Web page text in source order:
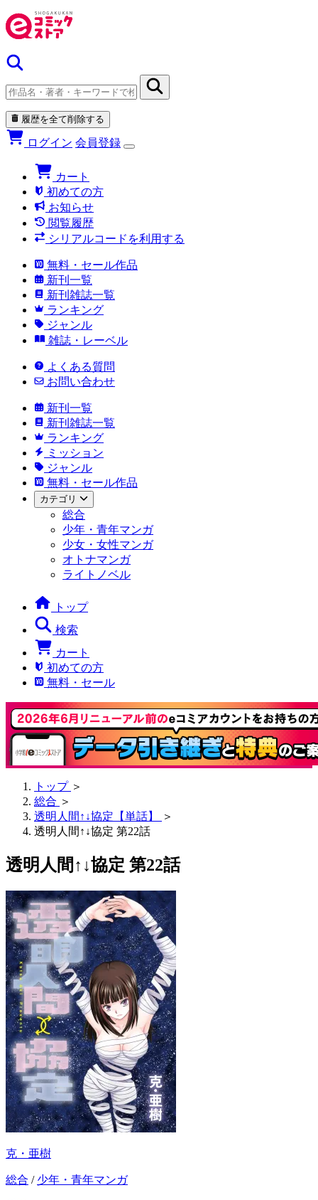
履歴を全て削除する
ログイン 会員登録
カート
初めての方
お知らせ
閲覧履歴
シリアルコードを利用する
無料・セール作品
新刊一覧
新刊雑誌一覧
ランキング
ジャンル
雑誌・レーベル
よくある質問
お問い合わせ
新刊一覧
新刊雑誌一覧
ランキング
ミッション
ジャンル
無料・セール作品
カテゴリ
総合
少年・青年マンガ
少女・女性マンガ
オトナマンガ
ライトノベル
トップ
検索
カート
初めての方
無料・セール
トップ ＞
総合 ＞
透明人間↑↓協定【単話】
＞
透明人間↑↓協定 第22話
透明人間↑↓協定 第22話
克・亜樹
総合 / 少年・青年マンガ